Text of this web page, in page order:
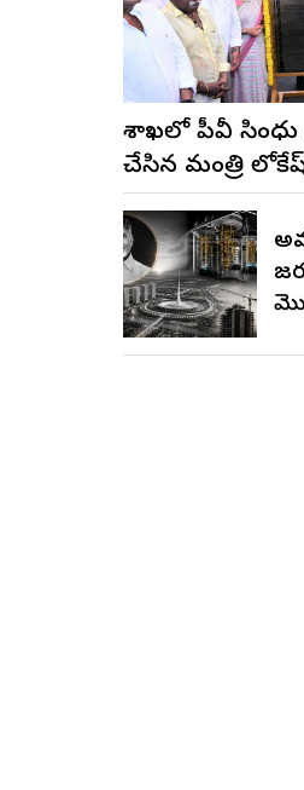
విశాఖలో పీవీ
చేసిన మంత్రి